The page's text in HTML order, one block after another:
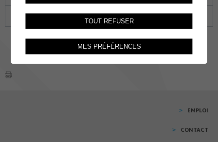
28 29 30 31 01
EMPLOI
CONTACT
TOUT REFUSER
MES PRÉFÉRENCES